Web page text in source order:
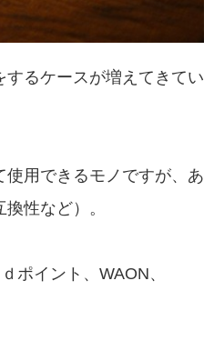
るケースが増えてきてい
用できるモノですが、あ
性など）。
ポイント、WAON、